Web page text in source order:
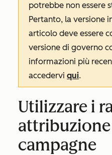
potrebbe non essere
Pertanto, la versione
articolo deve essere
versione di governo
informazioni più
accedervi qui.
Utilizzare i
campagne